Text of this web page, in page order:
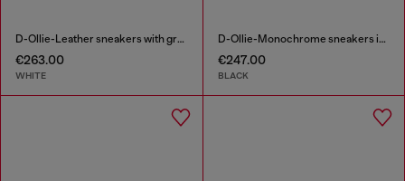
D-Ollie-Leather sneakers with graffiti print
€263.00
WHITE
D-Ollie-Monochrome sneakers in suede and leather
€247.00
BLACK